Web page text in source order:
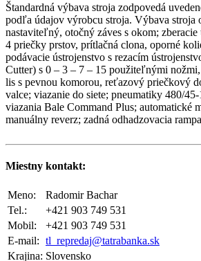
Štandardná výbava stroja zodpovedá
podľa údajov výrobcu stroja. Výbava stroja
nastaviteľný, otočný záves s okom;
4 priečky prstov, prítlačná clona, oporné
podávacie ústrojenstvo s rezacím
Cutter) s 0 – 3 – 7 – 15 použiteľnými
lis s pevnou komorou, reťazový priečkový
valce; viazanie do siete; pneumatiky 480/
viazania Bale Command Plus; automatické
manuálny reverz; zadná odhadzovacia
Miestny kontakt:
Meno:
Radomir Bachar
Tel.:
+421 903 749 531
Mobil:
+421 903 749 531
E-mail: tl_repredaj@tatrabanka.sk
Krajina: Slovensko